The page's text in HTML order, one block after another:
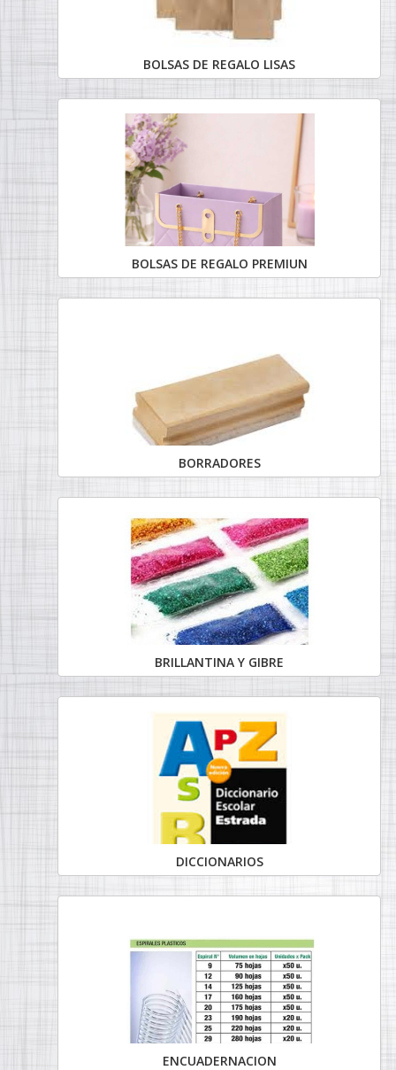
BOLSAS DE REGALO LISAS
BOLSAS DE REGALO PREMIUN
BORRADORES
BRILLANTINA Y GIBRE
DICCIONARIOS
ENCUADERNACION